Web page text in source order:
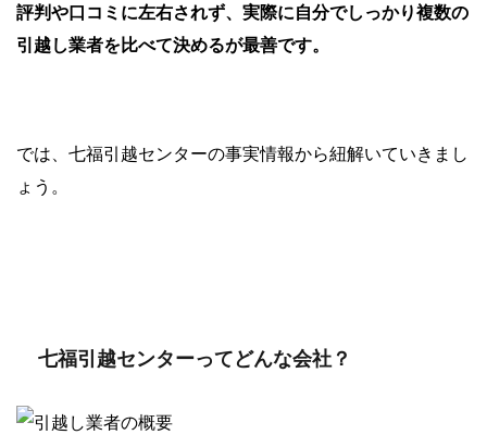
評判や口コミに左右されず、実際に自分でしっかり複数の
引越し業者を比べて決めるが最善です。
では、七福引越センターの事実情報から紐解いていきまし
ょう。
七福引越センターってどんな会社？